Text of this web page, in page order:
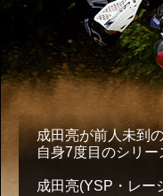
成田亮が前人未到
自身7度目のシリ
成田亮(YSP・レー